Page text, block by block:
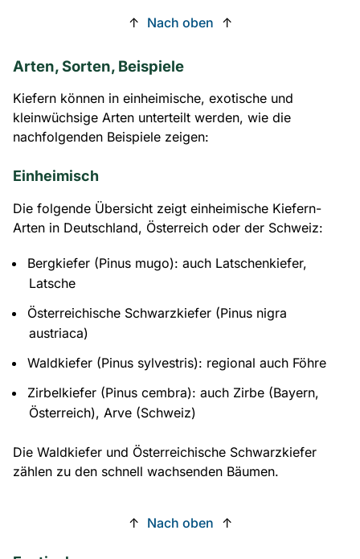
↑ Nach oben ↑
Arten, Sorten, Beispiele
Kiefern können in einheimische, exotische und
kleinwüchsige Arten unterteilt werden, wie die
nachfolgenden Beispiele zeigen:
Einheimisch
Die folgende Übersicht zeigt einheimische Kiefern-
Arten in Deutschland, Österreich oder der Schweiz:
Bergkiefer (Pinus mugo): auch Latschenkiefer,
Latsche
Österreichische Schwarzkiefer (Pinus nigra
austriaca)
Waldkiefer (Pinus sylvestris): regional auch Föhre
Zirbelkiefer (Pinus cembra): auch Zirbe (Bayern,
Österreich), Arve (Schweiz)
Die Waldkiefer und Österreichische Schwarzkiefer
zählen zu den schnell wachsenden Bäumen.
↑ Nach oben ↑